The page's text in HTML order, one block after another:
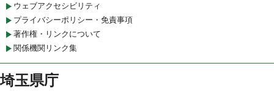
ウェブアクセシビリティ
プライバシーポリシー・免責事項
著作権・リンクについて
関係機関リンク集
埼玉県庁